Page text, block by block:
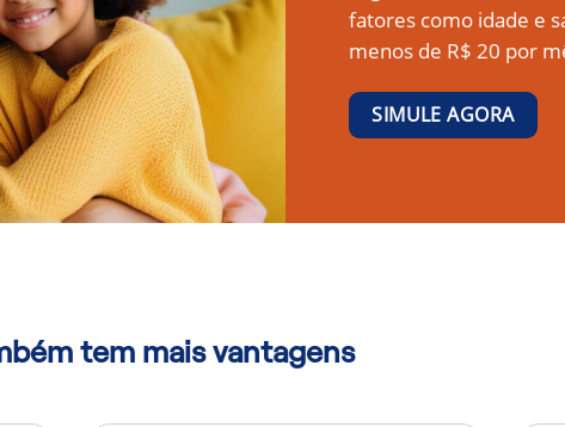
fatores como idade e
menos de R$ 20 por
SIMULE AGORA
tem mais vantagens